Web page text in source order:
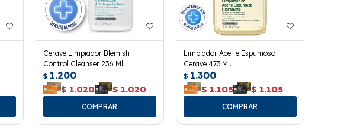
Cerave Limpiador Blemish
Control Cleanser 236 Ml.
$ 1.200
$ 1.020 $ 1.020
Limpiador Aceite Espumoso
Cerave 473 Ml.
$ 1.300
$ 1.105 $ 1.105